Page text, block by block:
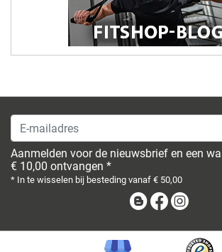
E-mailadres
Aanmelden voor de nieuwsbrief en een
€ 10,00 ontvangen *
* In te wisselen bij besteding vanaf € 50,00
BlogFacebook